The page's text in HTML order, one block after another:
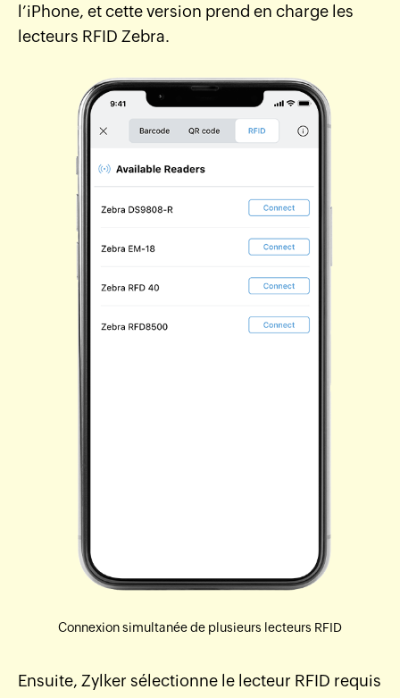
l’iPhone, et cette version prend en charge les
lecteurs RFID Zebra.
Connexion simultanée de plusieurs lecteurs RFID
Ensuite, Zylker sélectionne le lecteur RFID requis